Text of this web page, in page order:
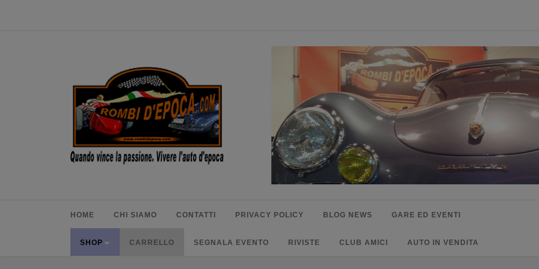
HOME CHI SIAMO CONTATTI PRIVACY POLICY BLOG NEWS GARE ED EVENTI
SHOP CARRELLO SEGNALA EVENTO RIVISTE CLUB AMICI AUTO IN VENDITA